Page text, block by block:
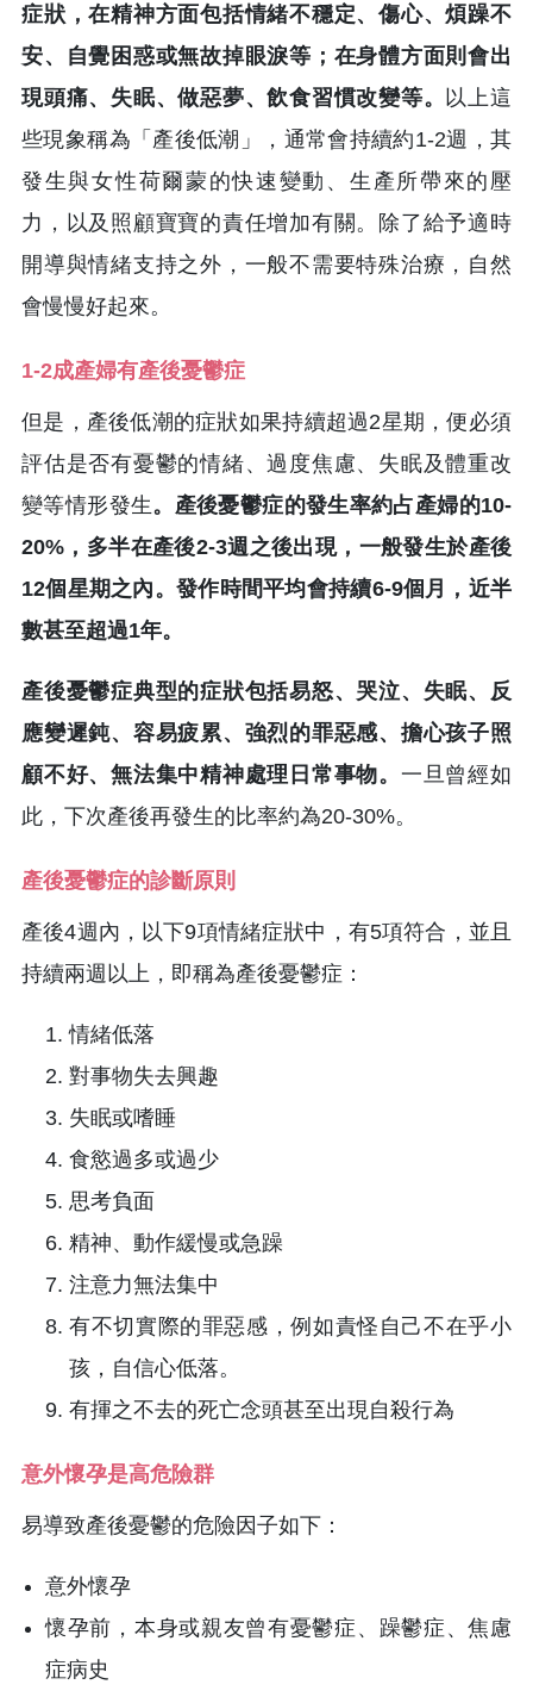
症狀，在精神方面包括情緒不穩定、傷心、煩躁不
安、自覺困惑或無故掉眼淚等；在身體方面則會出
現頭痛、失眠、做惡夢、飲食習慣改變等。
以上這
些現象稱為「產後低潮」，通常會持續約1-2週，其
發生與女性荷爾蒙的快速變動、生產所帶來的壓
力，以及照顧寶寶的責任增加有關。除了給予適時
開導與情緒支持之外，一般不需要特殊治療，自然
會慢慢好起來。
1-2成產婦有產後憂鬱症
但是，產後低潮的症狀如果持續超過2星期，便必須
評估是否有憂鬱的情緒、過度焦慮、失眠及體重改
變等情形發生 。產後憂鬱症的發生率約占產婦的10-
20%，多半在產後2-3週之後出現，一般發生於產後
12個星期之內。發作時間平均會持續6-9個月，近半
數甚至超過1年。
產後憂鬱症典型的症狀包括易怒、哭泣、失眠、反
應變遲鈍、容易疲累、強烈的罪惡感、擔心孩子照
顧不好、無法集中精神處理日常事物。 一旦曾經如
此，下次產後再發生的比率約為20-30%。
產後憂鬱症的診斷原則
產後4週內，以下9項情緒症狀中，有5項符合，並且
持續兩週以上，即稱為產後憂鬱症：
情緒低落
對事物失去興趣
失眠或嗜睡
食慾過多或過少
思考負面
精神、動作緩慢或急躁
注意力無法集中
有不切實際的罪惡感，例如責怪自己不在乎小
孩，自信心低落。
有揮之不去的死亡念頭甚至出現自殺行為
意外懷孕是高危險群
易導致產後憂鬱的危險因子如下：
意外懷孕
懷孕前，本身或親友曾有憂鬱症、躁鬱症、焦慮
症病史